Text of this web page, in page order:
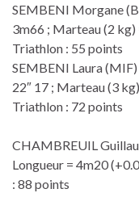
SEMBENI Morgane
3m66 ; Marteau (2 kg)
Triathlon : 55 points
SEMBENI Laura (MIF)
22″ 17 ; Marteau (3
Triathlon : 72 points
CHAMBREUIL
Longueur = 4m20
: 88 points